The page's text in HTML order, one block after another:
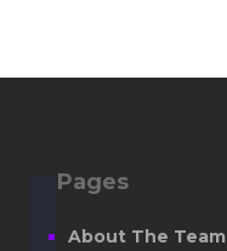
Pages
About The Team